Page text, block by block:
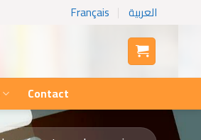
Français العربية
Contact